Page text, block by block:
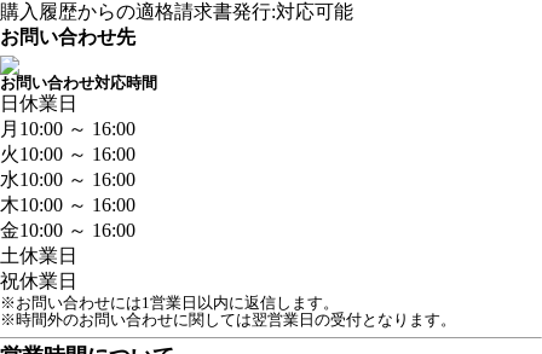
購入履歴からの適格請求書発行:対応可能
お問い合わせ先
お問い合わせ対応時間
日 休業日
月 10:00 ～ 16:00
火10:00 ～ 16:00
水10:00 ～ 16:00
木10:00 ～ 16:00
金10:00 ～ 16:00
土休業日
祝休業日
※お問い合わせには1営業日以内に返信します。
※時間外のお問い合わせに関しては翌営業日の受付となります。